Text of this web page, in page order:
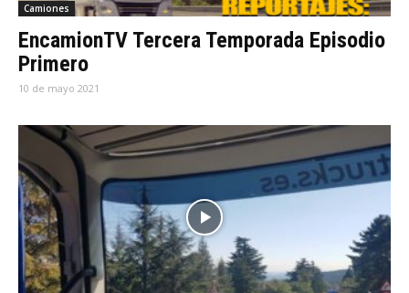
Camiones
EncamionTV Tercera Temporada Episodio
Primero
10 de mayo 2021